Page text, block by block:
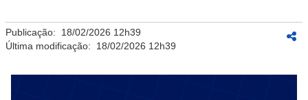
Publicação: 18/02/2026 12h39
Última modificação: 18/02/2026 12h39